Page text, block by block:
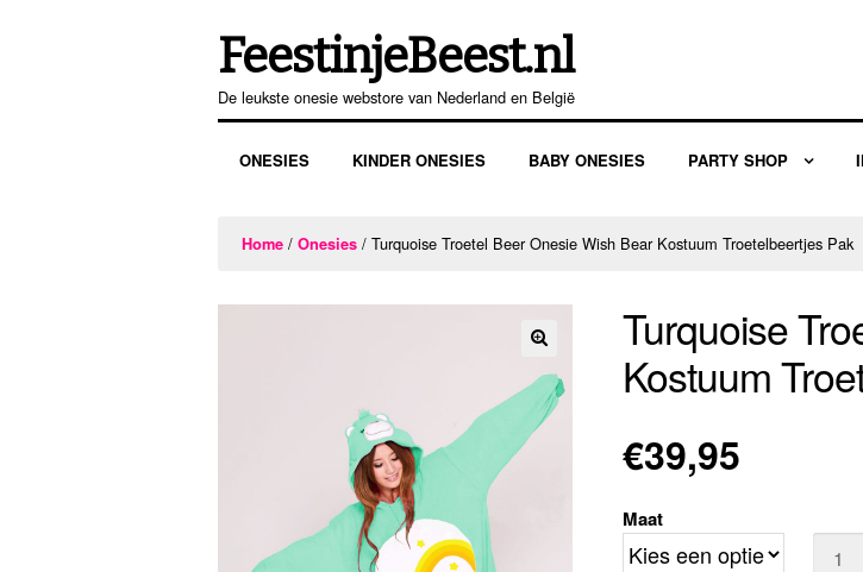
Ga
door
naar
Ga
direct
naar
inhoud
FeestinjeBeest.nl
De leukste onesie webstore van Nederland en België
ONESIES KINDER ONESIES BABY ONESIES PARTY SHOP
Home /Onesies / Turquoise Troetel Beer Onesie Wish Bear Kostuum Troetelbeertjes Pak
🔍
Turquoise
Kostuum
€39,95
Maat